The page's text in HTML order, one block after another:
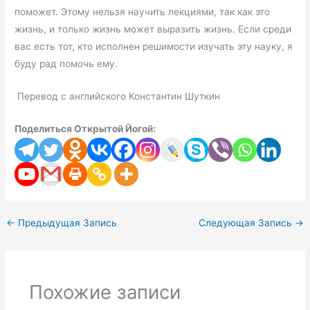
поможет. Этому нельзя научить лекциями, так как это
жизнь, и только жизнь может выразить жизнь. Если среди
вас есть тот, кто исполнен решимости изучать эту науку, я
буду рад помочь ему.
Перевод с английского Константин Шуткин
Поделиться Открытой Йогой:
← Предыдущая Запись Следующая Запись →
Похожие записи